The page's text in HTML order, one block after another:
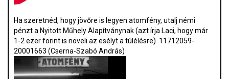
Ha szeretnéd, hogy jövőre is legyen atomfény, utalj némi
pénzt a Nyitott Műhely Alapítványnak (azt írja Laci, hogy már
1-2 ezer forint is növeli az esélyt a túlélésre). 11712059-
20001663 (Cserna-Szabó András)